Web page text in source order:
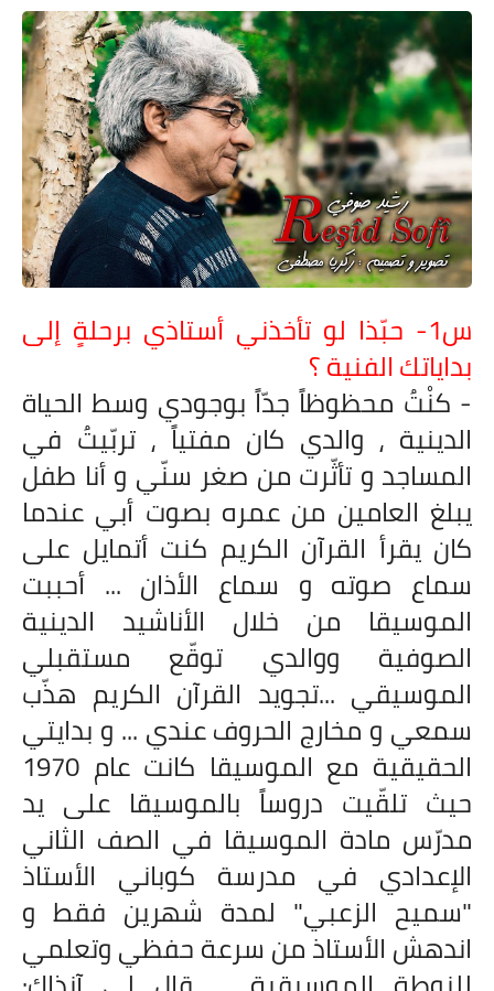
س1- حبّذا لو تأخذني أستاذي برحلةٍ إلى
بداياتك الفنية ؟
- كنْتُ محظوظاً جدّاً بوجودي وسط الحياة
الدينية ، والدي كان مفتياً ، تربّيتُ في
المساجد و تأثّرت من صغر سنّي و أنا طفل
يبلغ العامين من عمره بصوت أبي عندما
كان يقرأ القرآن الكريم كنت أتمايل على
سماع صوته و سماع الأذان ... أحببت
الموسيقا من خلال الأناشيد الدينية
الصوفية ووالدي توقّع مستقبلي
الموسيقي ...تجويد القرآن الكريم هذّب
سمعي و مخارج الحروف عندي ... و بدايتي
الحقيقية مع الموسيقا كانت عام 1970
حيث تلقّيت دروساً بالموسيقا على يد
مدرّس مادة الموسيقا في الصف الثاني
الإعدادي في مدرسة كوباني الأستاذ
"سميح الزعبي" لمدة شهرين فقط و
اندهش الأستاذ من سرعة حفظي وتعلمي